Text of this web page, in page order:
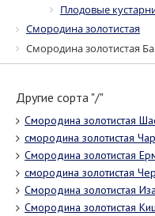
Плодовые
Смородина золотистая
Смородина золотистая
Другие сорта "/"
Смородина золотистая
смородина золотистая
Смородина золотистая
смородина золотистая
Смородина золотистая
Смородина золотистая